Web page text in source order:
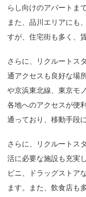
らし向けのアパートま
また、品川エリアにも
すが、住宅街も多く、
さらに、リクルートス
通アクセスも良好な場
や京浜東北線、東京モ
各地へのアクセスが便
通っており、移動手段
さらに、リクルートス
活に必要な施設も充実
ビニ、ドラッグストア
ます。また、飲食店も